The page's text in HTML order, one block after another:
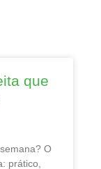
que
O
prático,